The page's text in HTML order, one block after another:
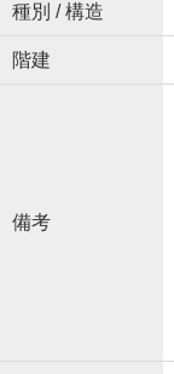
種別 / 構造
階建
備考